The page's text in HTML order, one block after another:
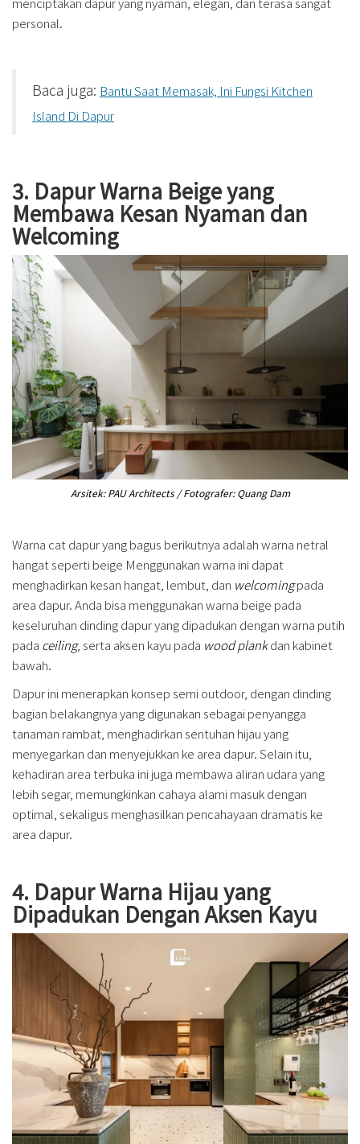
personal.
Baca juga: Bantu Saat Memasak, Ini Fungsi Kitchen
Island Di Dapur
3. Dapur Warna Beige yang
Membawa Kesan Nyaman dan
Welcoming
Arsitek: PAU Architects / Fotografer: Quang Dam
Warna cat dapur yang bagus berikutnya adalah warna netral
hangat seperti beige Menggunakan warna ini dapat
menghadirkan kesan hangat, lembut, dan welcomingpada
area dapur. Anda bisa menggunakan warna beige pada
keseluruhan dinding dapur yang dipadukan dengan warna putih
pada ceiling, serta aksen kayu pada wood plankdan kabinet
bawah.
Dapur ini menerapkan konsep semi outdoor, dengan dinding
bagian belakangnya yang digunakan sebagai penyangga
tanaman rambat, menghadirkan sentuhan hijau yang
menyegarkan dan menyejukkan ke area dapur. Selain itu,
kehadiran area terbuka ini juga membawa aliran udara yang
lebih segar, memungkinkan cahaya alami masuk dengan
optimal, sekaligus menghasilkan pencahayaan dramatis ke
area dapur.
4. Dapur Warna Hijau yang
Dipadukan Dengan Aksen Kayu